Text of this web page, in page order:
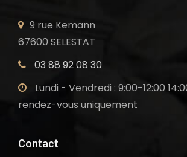
9 rue Kemann
67600 SELESTAT
03 88 92 08 30
Lundi - Vendredi : 9:00-12:00
rendez-vous uniquement
Contact